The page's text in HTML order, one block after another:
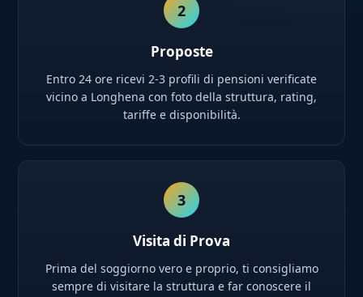
2
Proposte
Entro 24 ore ricevi 2-3 profili di pensioni verificate
vicino a Longhena con foto della struttura, rating,
tariffe e disponibilità.
3
Visita di Prova
Prima del soggiorno vero e proprio, ti consigliamo
sempre di visitare la struttura e far conoscere il